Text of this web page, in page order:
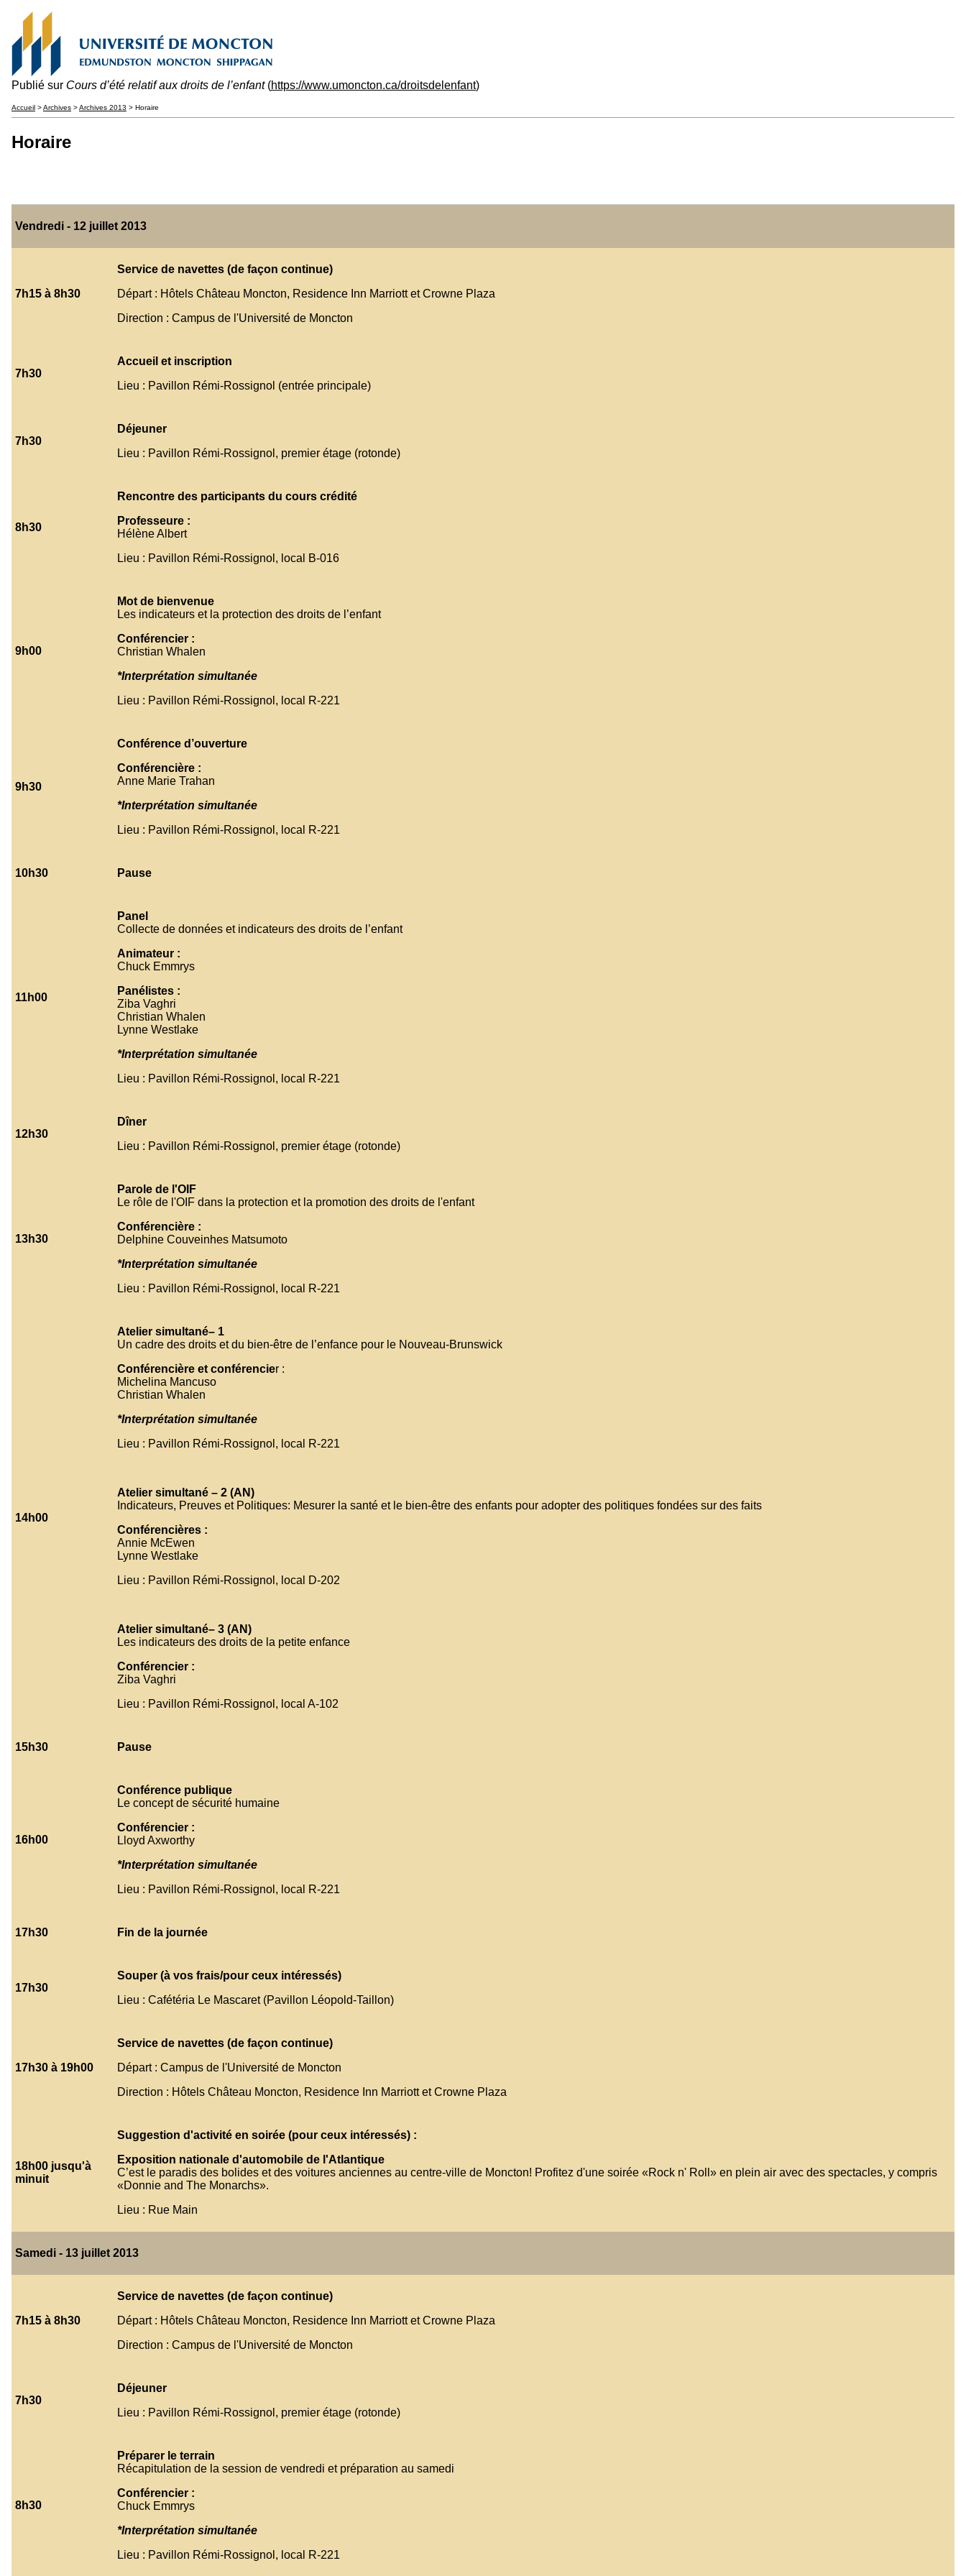
Publié sur Cours d’été relatif aux droits de l’enfant(https://www.umoncton.ca/droitsdelenfant)
Accueil >Archives >Archives 2013 > Horaire
Horaire
Vendredi - 12 juillet 2013
7h15 à 8h30
Service de navettes (de façon continue)
Départ : Hôtels Château Moncton, Residence Inn Marriott et Crowne Plaza
Direction : Campus de l'Université de Moncton
7h30
Accueil et inscription
Lieu : Pavillon Rémi-Rossignol (entrée principale)
7h30
Déjeuner
Lieu : Pavillon Rémi-Rossignol, premier étage (rotonde)
8h30
Rencontre des participants du cours crédité
Professeure :
Hélène Albert
Lieu : Pavillon Rémi-Rossignol, local B-016
9h00
Mot de bienvenue
Les indicateurs et la protection des droits de l’enfant
Conférencier :
Christian Whalen
*Interprétation simultanée
Lieu : Pavillon Rémi-Rossignol, local R-221
9h30
Conférence d’ouverture
Conférencière :
Anne Marie Trahan
*Interprétation simultanée
Lieu : Pavillon Rémi-Rossignol, local R-221
10h30 Pause
11h00
Panel
Collecte de données et indicateurs des droits de l’enfant
Animateur :
Chuck Emmrys
Panélistes :
Ziba Vaghri
Christian Whalen
Lynne Westlake
*Interprétation simultanée
Lieu : Pavillon Rémi-Rossignol, local R-221
12h30
Dîner
Lieu : Pavillon Rémi-Rossignol, premier étage (rotonde)
13h30
Parole de l'OIF
Le rôle de l'OIF dans la protection et la promotion des droits de l'enfant
Conférencière :
Delphine Couveinhes Matsumoto
*Interprétation simultanée
Lieu : Pavillon Rémi-Rossignol, local R-221
14h00
Atelier simultané– 1
Un cadre des droits et du bien-être de l’enfance pour le Nouveau-Brunswick
Conférencière et conférencier :
Michelina Mancuso
Christian Whalen
*Interprétation simultanée
Lieu : Pavillon Rémi-Rossignol, local R-221
Atelier simultané – 2 (AN)
Indicateurs, Preuves et Politiques: Mesurer la santé et le bien-être des enfants pour adopter des politiques fondées sur des faits
Conférencières :
Annie McEwen
Lynne Westlake
Lieu : Pavillon Rémi-Rossignol, local D-202
Atelier simultané– 3 (AN)
Les indicateurs des droits de la petite enfance
Conférencier :
Ziba Vaghri
Lieu : Pavillon Rémi-Rossignol, local A-102
15h30 Pause
16h00
Conférence publique
Le concept de sécurité humaine
Conférencier :
Lloyd Axworthy
*Interprétation simultanée
Lieu : Pavillon Rémi-Rossignol, local R-221
17h30 Fin de la journée
17h30
Souper (à vos frais/pour ceux intéressés)
Lieu : Cafétéria Le Mascaret (Pavillon Léopold-Taillon)
17h30 à 19h00
Service de navettes (de façon continue)
Départ : Campus de l'Université de Moncton
Direction : Hôtels Château Moncton, Residence Inn Marriott et Crowne Plaza
18h00 jusqu'à
minuit
Suggestion d'activité en soirée (pour ceux intéressés) :
Exposition nationale d'automobile de l'Atlantique
C’est le paradis des bolides et des voitures anciennes au centre-ville de Moncton! Profitez d'une soirée «Rock n' Roll» en plein air avec des spectacles, y compris
«Donnie and The Monarchs».
Lieu : Rue Main
Samedi - 13 juillet 2013
7h15 à 8h30
Service de navettes (de façon continue)
Départ : Hôtels Château Moncton, Residence Inn Marriott et Crowne Plaza
Direction : Campus de l'Université de Moncton
7h30
Déjeuner
Lieu : Pavillon Rémi-Rossignol, premier étage (rotonde)
8h30
Préparer le terrain
Récapitulation de la session de vendredi et préparation au samedi
Conférencier :
Chuck Emmrys
*Interprétation simultanée
Lieu : Pavillon Rémi-Rossignol, local R-221